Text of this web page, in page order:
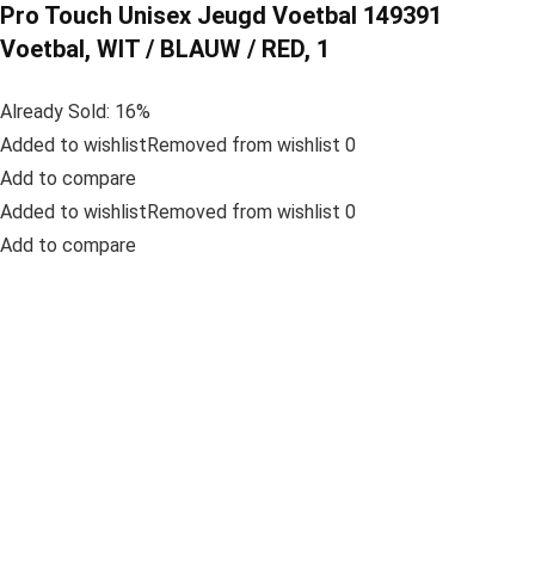
Pro Touch Unisex Jeugd Voetbal 149391
Voetbal, WIT / BLAUW / RED, 1
Already Sold: 16%
Added to wishlistRemoved from wishlist 0
Add to compare
Added to wishlistRemoved from wishlist 0
Add to compare